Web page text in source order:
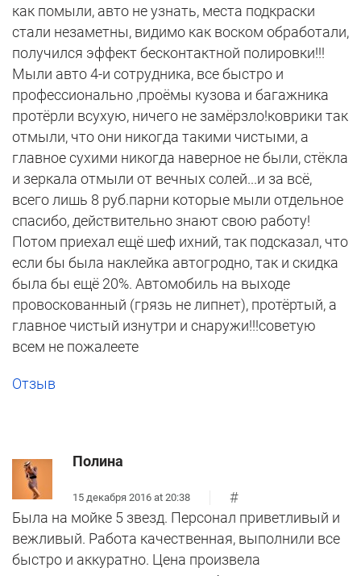
как помыли, авто не узнать, места подкраски
стали незаметны, видимо как воском обработали,
получился эффект бесконтактной полировки!!!
Мыли авто 4-и сотрудника, все быстро и
профессионально ,проёмы кузова и багажника
протёрли всухую, ничего не замёрзло!коврики так
отмыли, что они никогда такими чистыми, а
главное сухими никогда наверное не были, стёкла
и зеркала отмыли от вечных солей...и за всё,
всего лишь 8 руб.парни которые мыли отдельное
спасибо, действительно знают свою работу!
Потом приехал ещё шеф ихний, так подсказал, что
если бы была наклейка автогродно, так и скидка
была бы ещё 20%. Автомобиль на выходе
провоскованный (грязь не липнет), протёртый, а
главное чистый изнутри и снаружи!!!советую
всем не пожалеете
Отзыв
Полина
15 декабря 2016 at 20:38
#
Была на мойке 5 звезд. Персонал приветливый и
вежливый. Работа качественная, выполнили все
быстро и аккуратно. Цена произвела